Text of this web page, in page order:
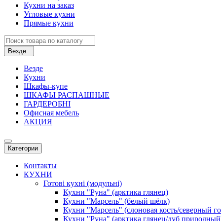
Кухни на заказ
Угловые кухни
Прямые кухни
Везде
Везде
Кухни
Шкафы-купе
ШКАФЫ РАСПАШНЫЕ
ГАРДЕРОБНІ
Офисная мебель
АКЦИЯ
Категории
Контакты
КУХНИ
Готові кухні (модульні)
Кухни "Руна" (арктика глянец)
Кухни "Марсель" (белый шёлк)
Кухни "Марсель" (слоновая кость/северный
Кухни "Руна" (арктика глянец/дуб